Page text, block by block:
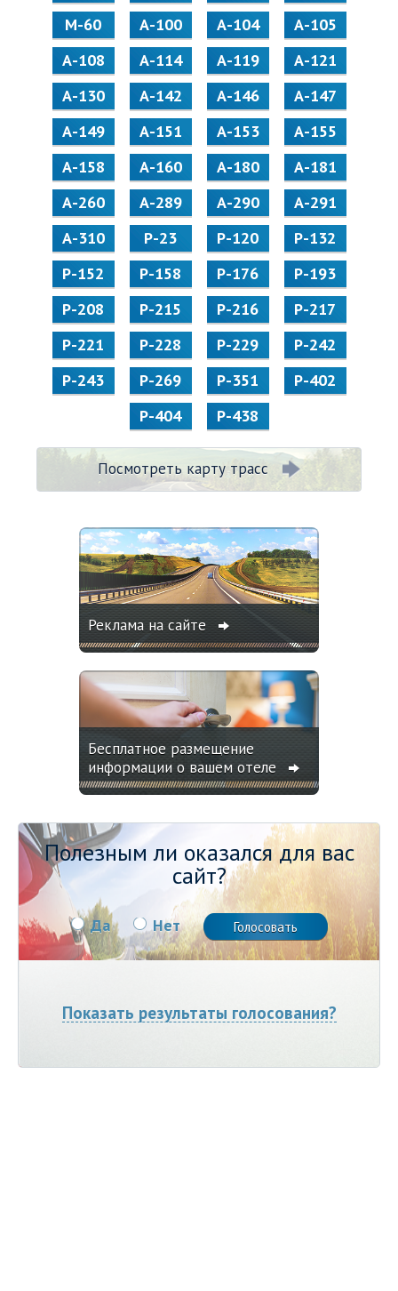
M-60
А-100 А-104
А-105
А-108
А-114 А-119
А-121
А-130
А-142 А-146
А-147
А-149
А-151 А-153
А-155
А-158
А-160 А-180
А-181
А-260
А-289 А-290
А-291
А-310
Р-23 Р-120
Р-132
Р-152
Р-158 Р-176
Р-193
Р-208
Р-215 Р-216
Р-217
Р-221
Р-228 Р-229
Р-242
Р-243
Р-269 Р-351
Р-402
Р-404
Р-438
Посмотреть карту трасс
Реклама на сайте
Бесплатное размещение
информации о вашем отеле
Полезным ли оказался для вас
сайт?
Да Нет
Показать результаты голосования?